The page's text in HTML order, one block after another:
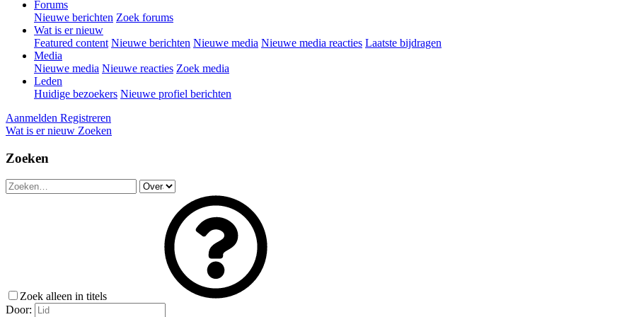
Forums
Nieuwe berichten Zoek forums
Wat is er nieuw
Featured content Nieuwe berichten Nieuwe media Nieuwe media reacties Laatste bijdragen
Media
Nieuwe media Nieuwe reacties Zoek media
Leden
Huidige bezoekers Nieuwe profiel berichten
Aanmelden Registreren
Wat is er nieuw Zoeken
Zoeken
Zoek alleen in titels
Door: